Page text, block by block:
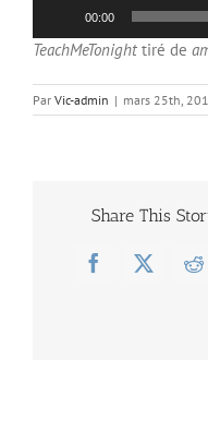
00:00
TeachMeTonight tiré de
Par Vic-admin | mars 25th,
Share This
Facebook
X